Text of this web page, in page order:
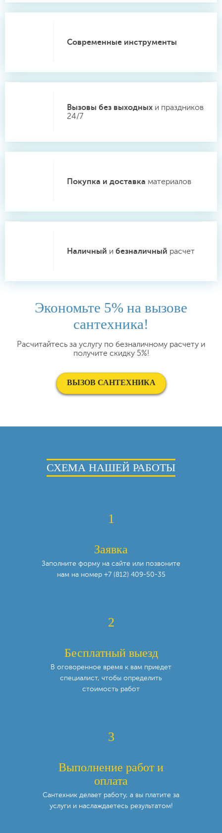
Современные инструменты
Вызовы без выходных и праздников
24/7
Покупка и доставка материалов
Наличный и безналичный расчет
Экономьте 5% на вызове
сантехника!
Расчитайтесь за услугу по безналичному расчету и
получите скидку 5%!
ВЫЗОВ САНТЕХНИКА
СХЕМА НАШЕЙ РАБОТЫ
1
Заявка
Заполните форму на сайте или позвоните
нам на номер +7 (812) 409-50-35
2
Бесплатный выезд
В оговоренное время к вам приедет
специалист, чтобы определить
стоимость работ
3
Выполнение работ и
оплата
Сантехник делает работу, а вы платите за
услуги и наслаждаетесь результатом!